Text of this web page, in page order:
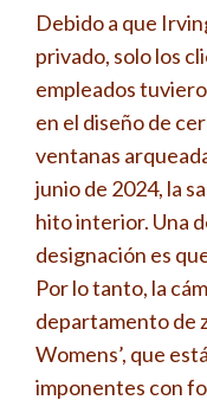
Debido a que
privado, solo los
empleados
en el diseño de
ventanas
junio de 2024, la
hito interior. Una
designación es
Por lo tanto, la
departamento de
Womens’, que
imponentes con